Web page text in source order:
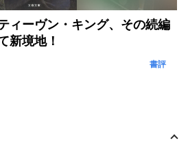
ィーヴン・キング、その続編
新境地！
書評